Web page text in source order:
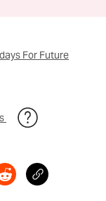
For Future